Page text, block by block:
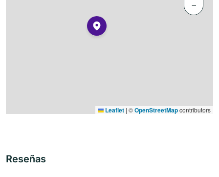
−
Leaflet | ©OpenStreetMapcontributors
Reseñas